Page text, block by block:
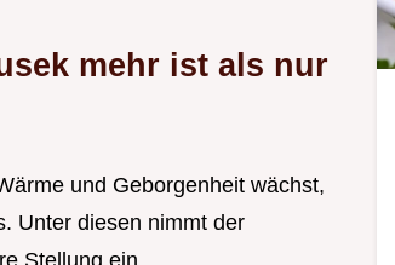
mehr ist als nur
und Geborgenheit wächst,
Unter diesen nimmt der